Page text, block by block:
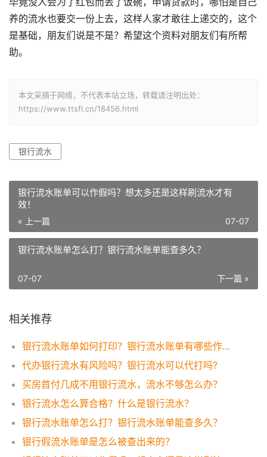
养的流水也要交一份上去，这样人家才敢往上递交的，这个
是基础，朋友们说是不是？希望这个资料对朋友们有所帮
助。
本文采摘于网络，不代表本站立场，转载请注明出处：
https://www.ttsfl.cn/18456.html
银行流水
银行流水账单可以作假吗？想太多还是这样刷流水才有
效！
« 上一篇 07-07
银行流水账单怎么打？银行流水账单能查多久？
下一篇 »
07-07
相关推荐
银行流水账单如何打印？银行流水账单有哪些作用？
代办银行流水有风险吗？银行流水可以代打吗?
买房首付几成不用银行流水，流水不够怎么办？
银行流水怎么算合格？什么是银行流水？
银行流水账单怎么打？银行流水账单能查多久？
银行假流水账单是怎么被查出来的？